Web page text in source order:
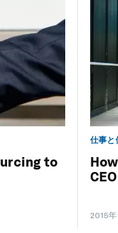
to
仕事と
2015